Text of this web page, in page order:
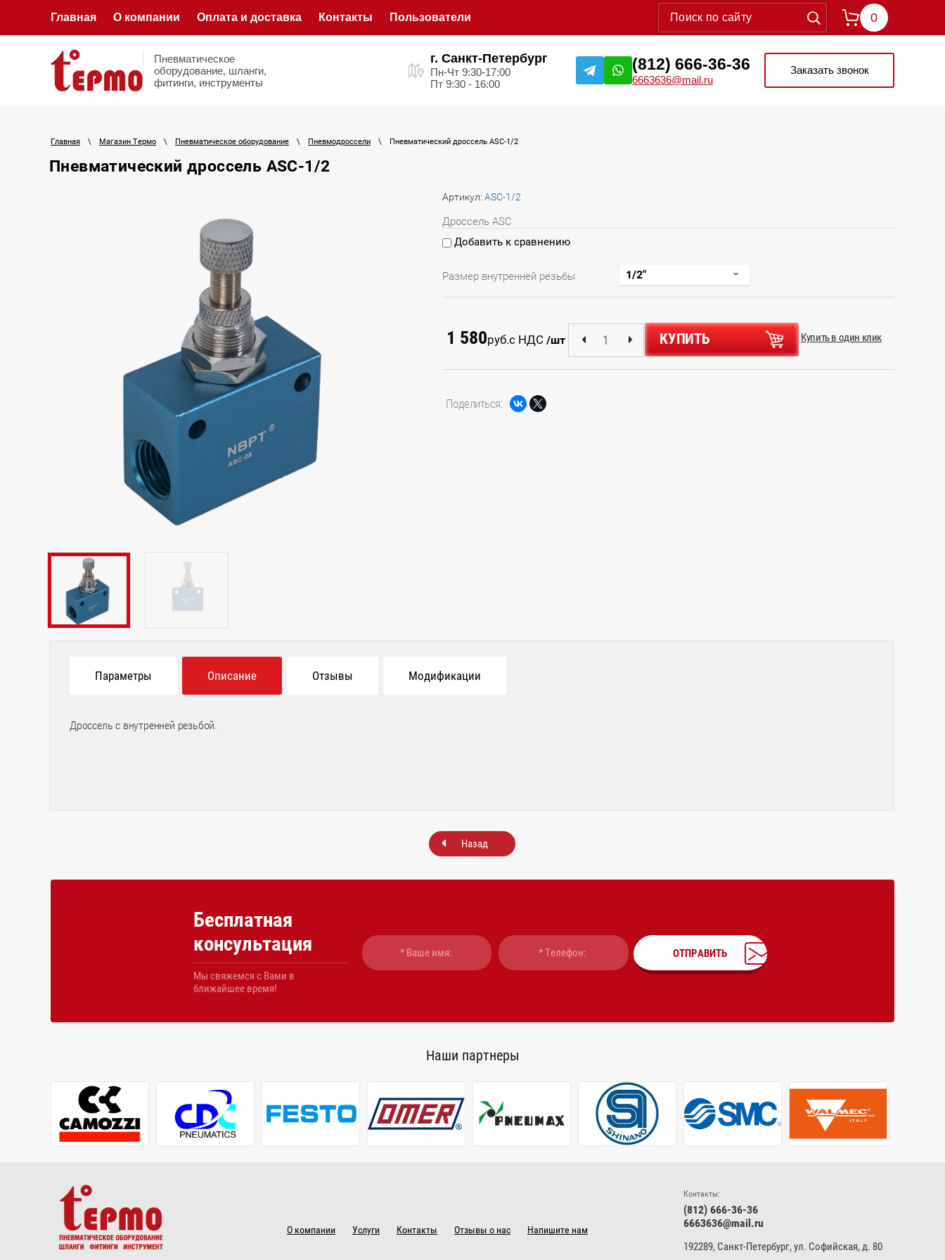
Главная О компании Оплата и доставка Контакты Пользователи 0
Пневматическое
оборудование, шланги,
фитинги, инструменты
г. Санкт-Петербург
Пн-Чт 9:30-17:00
Пт 9:30 - 16:00
(812) 666-36-36
6663636@mail.ru
Заказать звонок
Главная \ Магазин Термо \ Пневматическое оборудование \ Пневмодроссели \ Пневматический дроссель ASC-1/2
Пневматический дроссель ASC-1/2
Артикул: ASC-1/2
Дроссель ASC
Добавить к сравнению
Размер внутренней резьбы
1 580руб.с НДС /шт КУПИТЬ Купить в один клик
Поделиться:
Параметры Описание Отзывы Модификации
Дроссель c внутренней резьбой.
Назад
Бесплатная
консультация
Мы свяжемся с Вами в
ближайшее время!
ОТПРАВИТЬ
Наши партнеры
О компании Услуги Контакты Отзывы о нас Напишите нам
Контакты:
(812) 666-36-36
6663636@mail.ru
192289, Санкт-Петербург, ул. Софийская, д. 80